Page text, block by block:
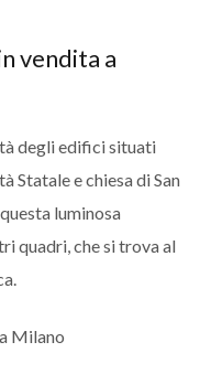
degli edifici situati
Statale e chiesa di San
luminosa
quadri, che si trova al